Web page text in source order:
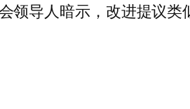
领导人暗示，改进提议类